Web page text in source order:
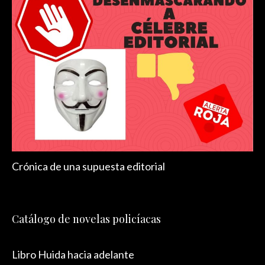
Crónica de una supuesta editorial
Catálogo de novelas policíacas
Libro Huida hacia adelante